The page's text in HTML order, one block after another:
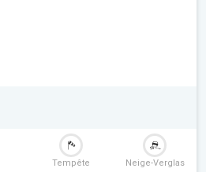
Tempête Neige-Verglas